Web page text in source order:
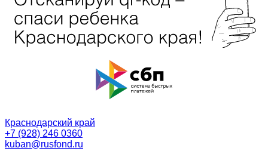
Краснодарский край
+7 (928) 246 0360
kuban@rusfond.ru